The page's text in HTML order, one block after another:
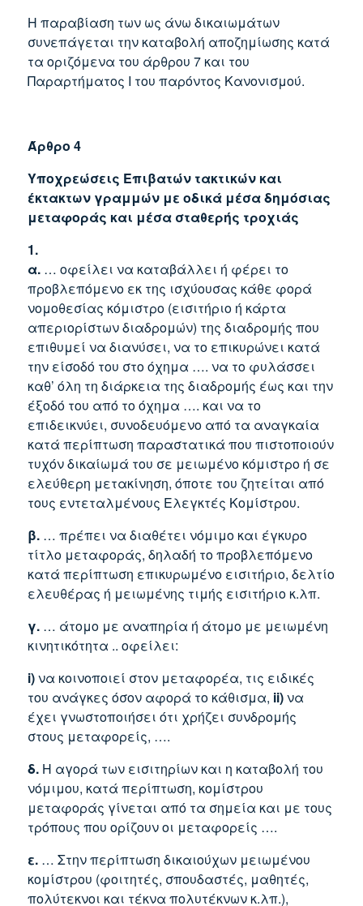
Η παραβίαση των ως άνω δικαιωμάτων
συνεπάγεται την καταβολή αποζημίωσης κατά
τα οριζόμενα του άρθρου 7 και του
Παραρτήματος Ι του παρόντος Κανονισμού.
Άρθρο 4
Υποχρεώσεις Επιβατών τακτικών και
έκτακτων γραμμών με οδικά μέσα δημόσιας
μεταφοράς και μέσα σταθερής τροχιάς
1.
α. … οφείλει να καταβάλλει ή φέρει το
προβλεπόμενο εκ της ισχύουσας κάθε φορά
νομοθεσίας κόμιστρο (εισιτήριο ή κάρτα
απεριορίστων διαδρομών) της διαδρομής που
επιθυμεί να διανύσει, να το επικυρώνει κατά
την είσοδό του στο όχημα …. να το φυλάσσει
καθ’ όλη τη διάρκεια της διαδρομής έως και την
έξοδό του από το όχημα …. και να το
επιδεικνύει, συνοδευόμενο από τα αναγκαία
κατά περίπτωση παραστατικά που πιστοποιούν
τυχόν δικαίωμά του σε μειωμένο κόμιστρο ή σε
ελεύθερη μετακίνηση, όποτε του ζητείται από
τους εντεταλμένους Ελεγκτές Κομίστρου.
β. … πρέπει να διαθέτει νόμιμο και έγκυρο
τίτλο μεταφοράς, δηλαδή το προβλεπόμενο
κατά περίπτωση επικυρωμένο εισιτήριο, δελτίο
ελευθέρας ή μειωμένης τιμής εισιτήριο κ.λπ.
γ. … άτομο με αναπηρία ή άτομο με μειωμένη
κινητικότητα .. οφείλει:
i)να κοινοποιεί στον μεταφορέα, τις ειδικές
του ανάγκες όσον αφορά το κάθισμα, ii)να
έχει γνωστοποιήσει ότι χρήζει συνδρομής
στους μεταφορείς, ….
δ. Η αγορά των εισιτηρίων και η καταβολή του
νόμιμου, κατά περίπτωση, κομίστρου
μεταφοράς γίνεται από τα σημεία και με τους
τρόπους που ορίζουν οι μεταφορείς ….
ε. … Στην περίπτωση δικαιούχων μειωμένου
κομίστρου (φοιτητές, σπουδαστές, μαθητές,
πολύτεκνοι και τέκνα πολυτέκνων κ.λπ.),